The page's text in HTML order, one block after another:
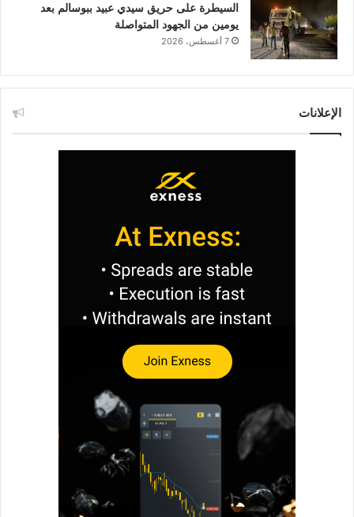
السيطرة على حريق سيدي عبيد ببوسالم بعد
يومين من الجهود المتواصلة
7 أغسطس، 2026
الإعلانات